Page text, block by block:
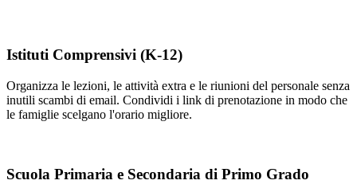
Istituti Comprensivi (K-12)
Organizza le lezioni, le attività extra e le riunioni del personale senza
inutili scambi di email. Condividi i link di prenotazione in modo che
le famiglie scelgano l'orario migliore.
Scuola Primaria e Secondaria di Primo Grado